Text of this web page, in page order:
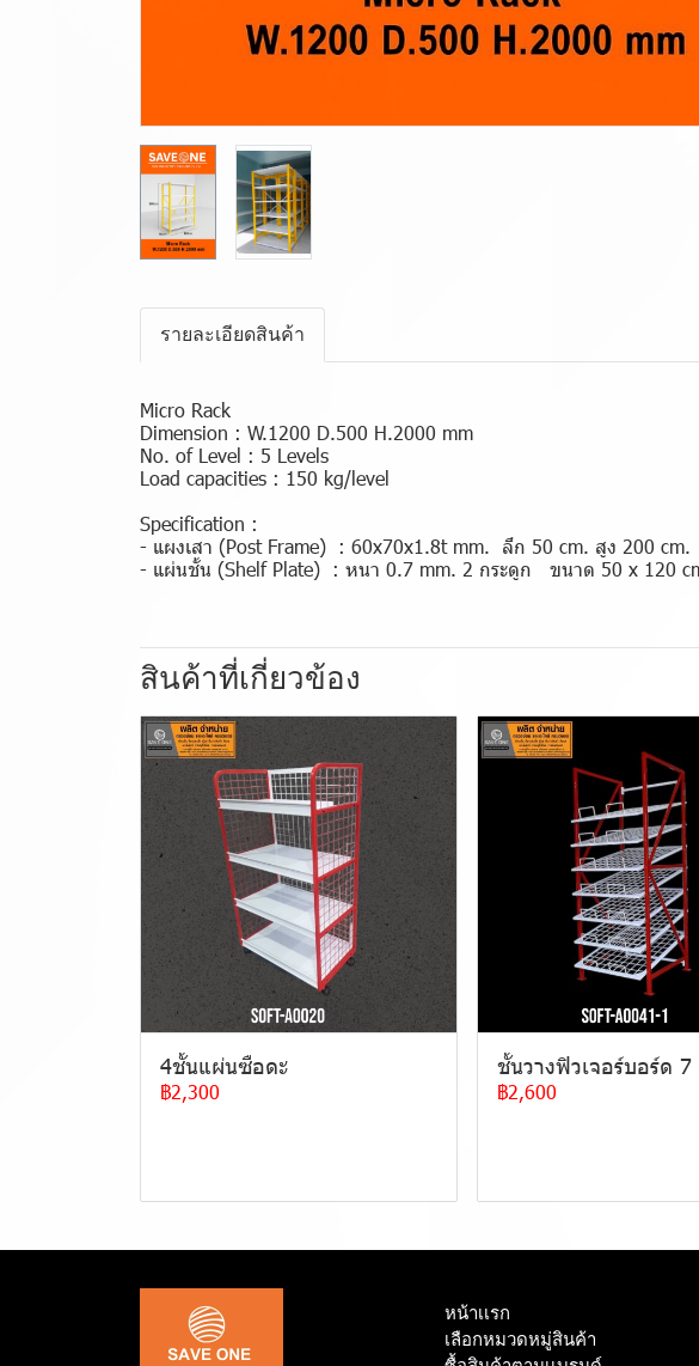
รายละเอียดสินค้า
Micro Rack
Dimension : W.1200 D.500 H.2000 mm
No. of Level : 5 Levels
Load capacities : 150 kg/level
Specification :
- แผงเสา (Post Frame) : 60x70x1.8t mm. ลึก 50 cm. สูง 200 cm.
- แผ่นชั้น (Shelf Plate) : หนา 0.7 mm. 2 กระดูก ขนาด 50 x 120
สินค้าที่เกี่ยวข้อง
4ชั้นแผ่นซือดะ
฿2,300
ชั้นวางฟิวเจอร์บอร์ด
฿2,600
หน้าเเรก
เลือกหมวดหมู่สินค้า